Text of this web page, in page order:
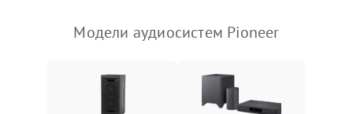
Модели аудиосистем Pioneer